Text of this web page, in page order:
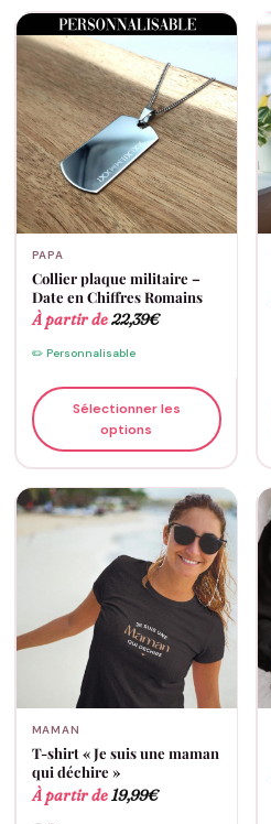
PAPA
Collier plaque militaire –
Date en Chiffres Romains
À partir de22,39€
✏️ Personnalisable
Sélectionner les
options
MAMAN
T-shirt « Je suis une maman
qui déchire »
À partir de19,99€